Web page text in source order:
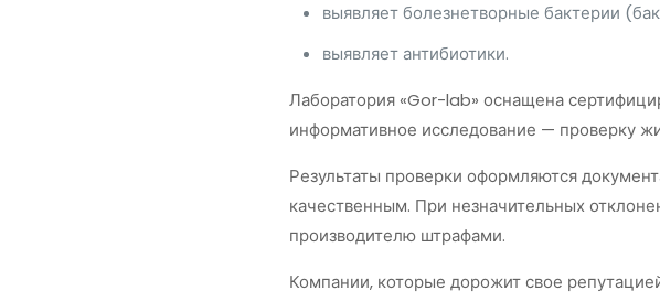
выявляет болезнетворные бактерии
выявляет антибиотики.
Лаборатория «Gor-lab» оснащена
информативное исследование — проверку
Результаты проверки оформляются
качественным. При незначительных
производителю штрафами.
Компании, которые дорожит свое